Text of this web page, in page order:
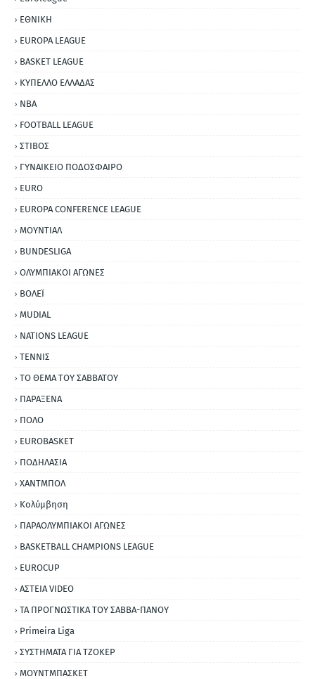
ΕΘΝΙΚΗ
EUROPA LEAGUE
BASKET LEAGUE
ΚΥΠΕΛΛΟ ΕΛΛΑΔΑΣ
NBA
FOOTBALL LEAGUE
ΣΤΙΒΟΣ
ΓΥΝΑΙΚΕΙΟ ΠΟΔΟΣΦΑΙΡΟ
EURO
EUROPA CONFERENCE LEAGUE
ΜΟΥΝΤΙΑΛ
BUNDESLIGA
ΟΛΥΜΠΙΑΚΟΙ ΑΓΩΝΕΣ
ΒΟΛΕΪ
MUDIAL
NATIONS LEAGUE
ΤΕΝΝΙΣ
ΤΟ ΘΕΜΑ ΤΟΥ ΣΑΒΒΑΤΟΥ
ΠΑΡΑΞΕΝΑ
ΠΟΛΟ
EUROBASKET
ΠΟΔΗΛΑΣΙΑ
ΧΑΝΤΜΠΟΛ
Κολύμβηση
ΠΑΡΑΟΛΥΜΠΙΑΚΟΙ ΑΓΩΝΕΣ
BASKETBALL CHAMPIONS LEAGUE
EUROCUP
ΑΣΤΕΙΑ VIDEO
ΤΑ ΠΡΟΓΝΩΣΤΙΚΑ ΤΟΥ ΣΑΒΒΑ-ΠΑΝΟΥ
Primeira Liga
ΣΥΣΤΗΜΑΤΑ ΓΙΑ ΤΖΟΚΕΡ
ΜΟΥΝΤΜΠΑΣΚΕΤ